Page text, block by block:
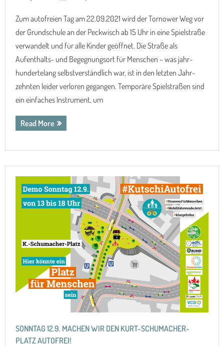
Zum autofreien Tag am 22.09.2021 wird der Tornower Weg vor
der Grundschule an der Peckwisch ab 15 Uhr in eine Spielstraße
verwandelt und für alle Kinder geöffnet. Die Straße als
Aufenthalts- und Begeg­nungs­ort für Menschen – was jahr­
hunderte­lang selbst­ver­ständ­lich war, ist in den letzten Jahr­
zehnten leider verloren gegangen. Tempo­räre Spiel­straßen sind
ein einfaches Instru­ment, um
Read More
SONNTAG 12.9. MACHEN WIR DEN KURT-SCHUMACHER-
PLATZ AUTOFREI!